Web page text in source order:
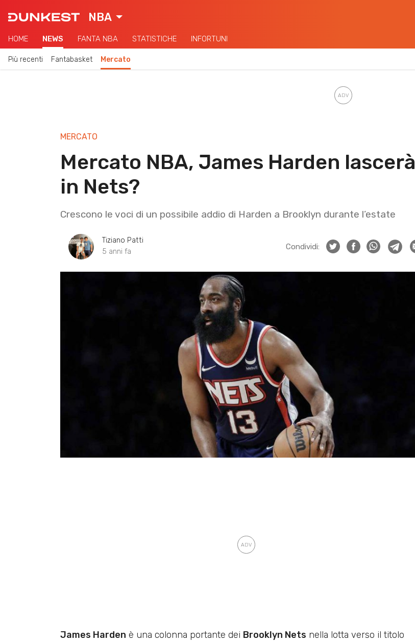
NBA
HOME NEWS FANTA NBA STATISTICHE INFORTUNI
Più recenti Fantabasket Mercato
MERCATO
Mercato NBA, James Harden lascerà
in Nets?
Crescono le voci di un possibile addio di Harden a Brooklyn durante l’estate
Tiziano Patti
5 anni fa
Condividi:
James Harden è una colonna portante dei Brooklyn Nets nella lotta verso il titolo